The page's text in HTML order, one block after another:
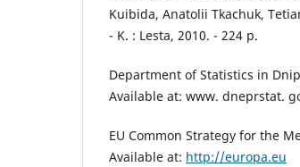
Kuibida, Anatolii Tkachuk,
- K. : Lesta, 2010. - 224 p.
Department of Statistics in
Available at: www. dneprstat.
EU Common Strategy for the
Available at: http://europa.eu